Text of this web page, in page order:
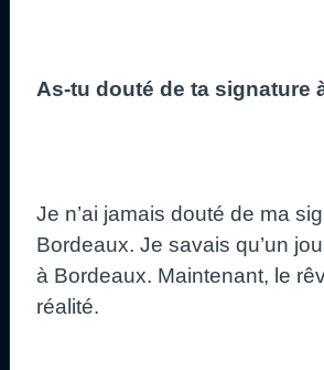
As-tu douté de ta signature
Je n’ai jamais douté de ma
Bordeaux. Je savais qu’un
à Bordeaux. Maintenant, le
réalité.